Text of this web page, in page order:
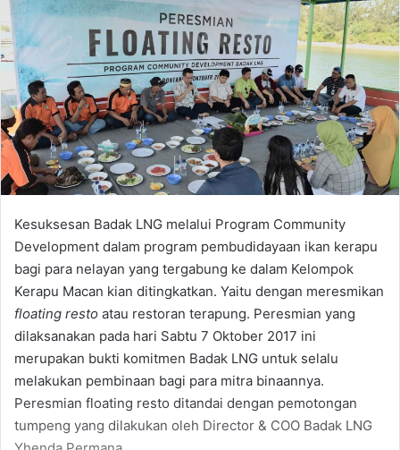
Kesuksesan Badak LNG melalui Program Community
Development dalam program pembudidayaan ikan kerapu
bagi para nelayan yang tergabung ke dalam Kelompok
Kerapu Macan kian ditingkatkan. Yaitu dengan meresmikan
floating resto atau restoran terapung. Peresmian yang
dilaksanakan pada hari Sabtu 7 Oktober 2017 ini
merupakan bukti komitmen Badak LNG untuk selalu
melakukan pembinaan bagi para mitra binaannya.
Peresmian floating resto ditandai dengan pemotongan
tumpeng yang dilakukan oleh Director & COO Badak LNG